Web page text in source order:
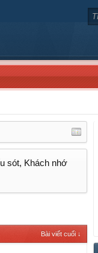
sót, Khách nhớ
Bài viết cuối ↓